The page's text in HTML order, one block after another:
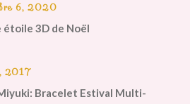
6, 2020
3D de Noël
2017
Bracelet Estival Multi-